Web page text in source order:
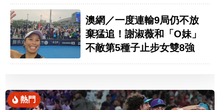
澳網／一度連輸9局仍不放
棄猛追！謝淑薇和「O妹」
不敵第5種子止步女雙8強
熱門